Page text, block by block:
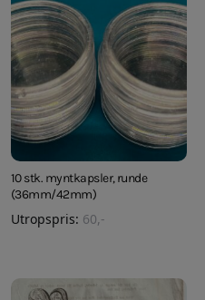
10 stk. myntkapsler, runde
(36mm/42mm)
Utropspris: 60,-